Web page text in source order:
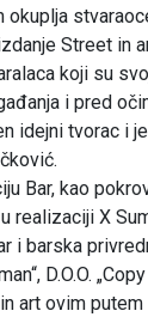
okuplja
Street in
koji su
i pred
idejni tvorac i
Bar, kao
realizaciji X
i barska
D.O.O.
art ovim